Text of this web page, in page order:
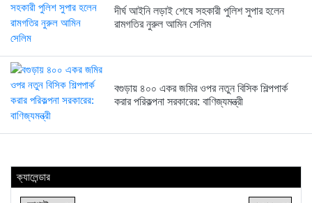
দীর্ঘ আইনি লড়াই শেষে সহকারী পুলিশ সুপার হলেন
রামগতির নুরুল আমিন সেলিম
বগুড়ায় ৪০০ একর জমির ওপর নতুন বিসিক শিল্পপার্ক
করার পরিকল্পনা সরকারের: বাণিজ্যমন্ত্রী
ক্যালেন্ডার